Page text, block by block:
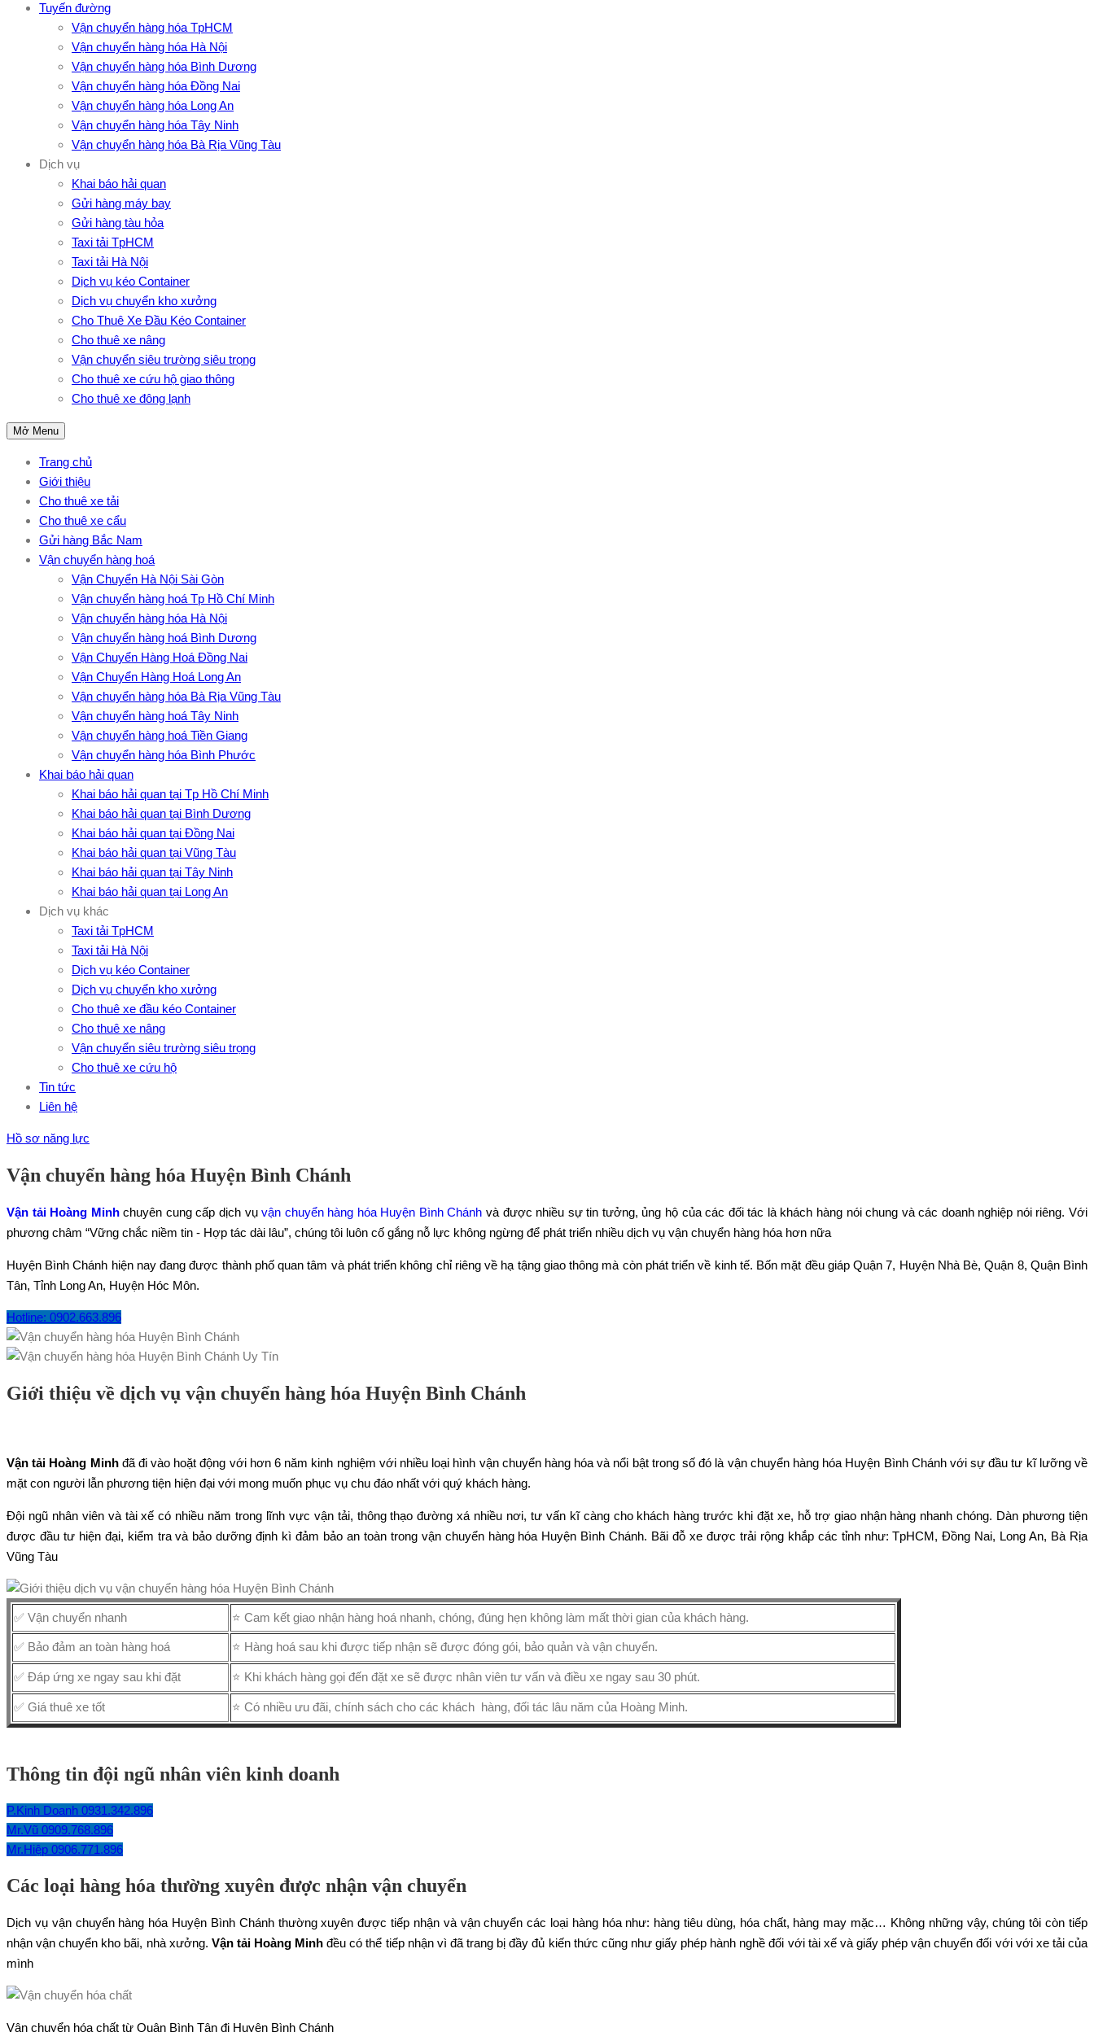
Tuyến đường
Vận chuyển hàng hóa TpHCM
Vận chuyển hàng hóa Hà Nội
Vận chuyển hàng hóa Bình Dương
Vận chuyển hàng hóa Đồng Nai
Vận chuyển hàng hóa Long An
Vận chuyển hàng hóa Tây Ninh
Vận chuyển hàng hóa Bà Rịa Vũng Tàu
Dịch vụ
Khai báo hải quan
Gửi hàng máy bay
Gửi hàng tàu hỏa
Taxi tải TpHCM
Taxi tải Hà Nội
Dịch vụ kéo Container
Dịch vụ chuyển kho xưởng
Cho Thuê Xe Đầu Kéo Container
Cho thuê xe nâng
Vận chuyển siêu trường siêu trọng
Cho thuê xe cứu hộ giao thông
Cho thuê xe đông lạnh
Mở Menu
Trang chủ
Giới thiệu
Cho thuê xe tải
Cho thuê xe cẩu
Gửi hàng Bắc Nam
Vận chuyển hàng hoá
Vận Chuyển Hà Nội Sài Gòn
Vận chuyển hàng hoá Tp Hồ Chí Minh
Vận chuyển hàng hóa Hà Nội
Vận chuyển hàng hoá Bình Dương
Vận Chuyển Hàng Hoá Đồng Nai
Vận Chuyển Hàng Hoá Long An
Vận chuyển hàng hóa Bà Rịa Vũng Tàu
Vận chuyển hàng hoá Tây Ninh
Vận chuyển hàng hoá Tiền Giang
Vận chuyển hàng hóa Bình Phước
Khai báo hải quan
Khai báo hải quan tại Tp Hồ Chí Minh
Khai báo hải quan tại Bình Dương
Khai báo hải quan tại Đồng Nai
Khai báo hải quan tại Vũng Tàu
Khai báo hải quan tại Tây Ninh
Khai báo hải quan tại Long An
Dịch vụ khác
Taxi tải TpHCM
Taxi tải Hà Nội
Dịch vụ kéo Container
Dịch vụ chuyển kho xưởng
Cho thuê xe đầu kéo Container
Cho thuê xe nâng
Vận chuyển siêu trường siêu trọng
Cho thuê xe cứu hộ
Tin tức
Liên hệ
Hồ sơ năng lực
Vận chuyển hàng hóa Huyện Bình Chánh
Vận tải Hoàng Minhchuyên cung cấp dịch vụvận chuyển hàng hóa Huyện Bình Chánh và được nhiều sự tin tưởng, ủng hộ của các đối tác là khách hàng nói chung và các doanh nghiệp nói riêng. Với
phương châm “Vững chắc niềm tin - Hợp tác dài lâu”, chúng tôi luôn cố gắng nỗ lực không ngừng để phát triển nhiều dịch vụ vận chuyển hàng hóa hơn nữa
Huyện Bình Chánh hiện nay đang được thành phố quan tâm và phát triển không chỉ riêng về hạ tậng giao thông mà còn phát triển về kinh tế. Bốn mặt đều giáp Quận 7, Huyện Nhà Bè, Quận 8, Quận Bình
Tân, Tỉnh Long An, Huyện Hóc Môn.
Hotline: 0902.663.896
Giới thiệu về dịch vụ vận chuyển hàng hóa Huyện Bình Chánh
Vận tải Hoàng Minhđã đi vào hoặt động với hơn 6 năm kinh nghiệm với nhiều loại hình vận chuyển hàng hóa và nổi bật trong số đó là vận chuyển hàng hóa Huyện Bình Chánh với sự đầu tư kĩ lưỡng về
mặt con người lẫn phương tiện hiện đại với mong muốn phục vụ chu đáo nhất với quý khách hàng.
Đội ngũ nhân viên và tài xế có nhiều năm trong lĩnh vực vận tải, thông thạo đường xá nhiều nơi, tư vấn kĩ càng cho khách hàng trước khi đặt xe, hỗ trợ giao nhận hàng nhanh chóng. Dàn phương tiện
được đầu tư hiện đại, kiểm tra và bảo dưỡng định kì đảm bảo an toàn trong vận chuyển hàng hóa Huyện Bình Chánh. Bãi đỗ xe được trải rộng khắp các tỉnh như: TpHCM, Đồng Nai, Long An, Bà Rịa
Vũng Tàu
✅ Vận chuyển nhanh ⭐ Cam kết giao nhận hàng hoá nhanh, chóng, đúng hẹn không làm mất thời gian của khách hàng.
✅ Bảo đảm an toàn hàng hoá ⭐ Hàng hoá sau khi được tiếp nhận sẽ được đóng gói, bảo quản và vận chuyển.
✅ Đáp ứng xe ngay sau khi đặt ⭐ Khi khách hàng gọi đến đặt xe sẽ được nhân viên tư vấn và điều xe ngay sau 30 phút.
✅ Giá thuê xe tốt ⭐ Có nhiều ưu đãi, chính sách cho các khách hàng, đối tác lâu năm của Hoàng Minh.
Thông tin đội ngũ nhân viên kinh doanh
P.Kinh Doanh 0931.342.896
Mr.Vũ 0909.768.896
Mr.Hiệp 0906.771.896
Các loại hàng hóa thường xuyên được nhận vận chuyển
Dịch vụ vận chuyển hàng hóa Huyện Bình Chánh thường xuyên được tiếp nhận và vận chuyển các loại hàng hóa như: hàng tiêu dùng, hóa chất, hàng may mặc… Không những vậy, chúng tôi còn tiếp
nhận vận chuyển kho bãi, nhà xưởng. Vận tải Hoàng Minh đều có thể tiếp nhận vì đã trang bị đầy đủ kiến thức cũng như giấy phép hành nghề đối với tài xế và giấy phép vận chuyển đối với với xe tải của
mình
Vận chuyển hóa chất từ Quận Bình Tân đi Huyện Bình Chánh